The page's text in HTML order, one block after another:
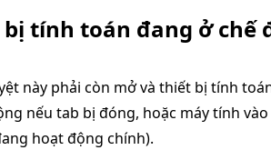
tính toán đang ở chế
này phải còn mở và thiết bị tính
nếu tab bị đóng, hoặc máy tính vào
hoạt động chính).